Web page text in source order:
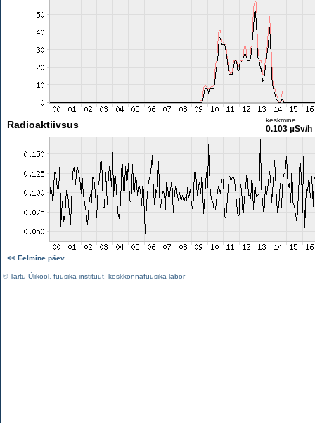
Radioaktiivsus keskmine
0.103 µSv/h
<< Eelmine päev
©Tartu Ülikool füüsika instituut keskkonnafüüsika labor